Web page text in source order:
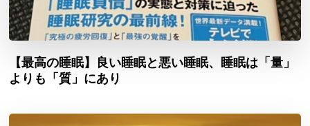
【最高の睡眠】良い睡眠と悪い睡眠、睡眠は「量」
よりも「質」にあり